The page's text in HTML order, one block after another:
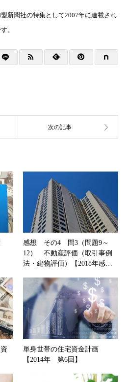
新聞社の特集として2007年に連載され
。
感想 その4 問3（問題9～
12） 不動産評価（取引事例
法・建物評価）【2018年感…
単身世帯の住宅資金計画
【2014年 第6回】